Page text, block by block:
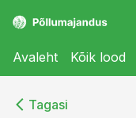
Avaleht Kõik lood
Tagasi